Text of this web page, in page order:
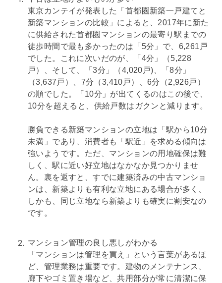
東京カンテイが発表した「首都圏新築一戸建てと
新築マンションの比較」によると、2017年に新た
に供給された首都圏マンションの最寄り駅までの
徒歩時間で最も多かったのは「5分」で、6,261戸
でした。これに次いだのが、「4分」（5,228
戸）、そして、「3分」（4,020戸)、「8分」
（3,637戸）、7分（3,410戸）、6分（2,926戸）
の順でした。「10分」が出てくるのはこの後で、
10分を超えると、供給戸数はガクンと減ります。
勝負できる新築マンションの立地は「駅から10分
未満」であり、消費者も「駅近」を求める傾向は
強いようです。ただ、マンションの用地確保は難
しく、駅に近い好立地はなかなか見つかりませ
ん。裏を返すと、すでに建築済みの中古マンショ
ンは、新築よりも有利な立地にある場合が多く、
しかも、同じ立地なら新築よりも確実に割安なの
です。
マンション管理の良し悪しがわかる
「マンションは管理を買え」という言葉があるほ
ど、管理業務は重要です。建物のメンテナンス、
廊下やゴミ置き場など、共用部分が常に清潔に保